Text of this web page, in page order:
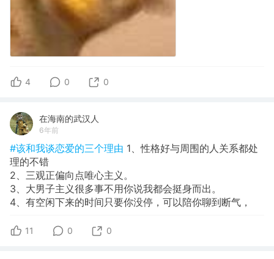
4 0 0
在海南的武汉人
6年前
#该和我谈恋爱的三个理由 1、性格好与周围的人关系都处
理的不错
2、三观正偏向点唯心主义。
3、大男子主义很多事不用你说我都会挺身而出。
4、有空闲下来的时间只要你没停，可以陪你聊到断气，
11 0 0